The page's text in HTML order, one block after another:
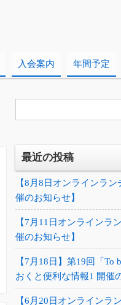
入会案内 年間予定
最近の投稿
【8月8日オンラインラ
催のお知らせ】
【7月11日オンラインラ
催のお知らせ】
【7月18日】第19回「To
おくと便利な情報1 開催
【6月20日オンラインラ